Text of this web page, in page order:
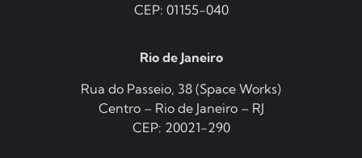
CEP: 01155-040
Rio de Janeiro
Rua do Passeio, 38 (Space Works)
Centro – Rio de Janeiro – RJ
CEP: 20021-290